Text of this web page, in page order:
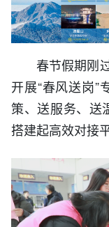
春节假期刚
开展“春风送岗”
策、送服务、送
搭建起高效对接